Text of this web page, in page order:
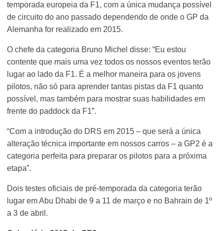
temporada europeia da F1, com a única mudança possível
de circuito do ano passado dependendo de onde o GP da
Alemanha for realizado em 2015.
O chefe da categoria Bruno Michel disse: “Eu estou
contente que mais uma vez todos os nossos eventos terão
lugar ao lado da F1. É a melhor maneira para os jovens
pilotos, não só para aprender tantas pistas da F1 quanto
possível, mas também para mostrar suas habilidades em
frente do paddock da F1”.
“Com a introdução do DRS em 2015 – que será a única
alteração técnica importante em nossos carros – a GP2 é a
categoria perfeita para preparar os pilotos para a próxima
etapa”.
Dois testes oficiais de pré-temporada da categoria terão
lugar em Abu Dhabi de 9 a 11 de março e no Bahrain de 1º
a 3 de abril.